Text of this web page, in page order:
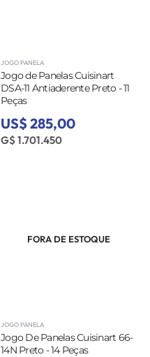
JOGO PANELA
Jogo de Panelas Cuisinart
DSA-11 Antiaderente Preto - 11
Peças
US$ 285,00
G$ 1.701.450
FORA DE ESTOQUE
JOGO PANELA
Jogo De Panelas Cuisinart 66-
14N Preto - 14 Peças